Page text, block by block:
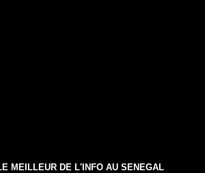
MEILLEUR DE L'INFO AU SENEGAL